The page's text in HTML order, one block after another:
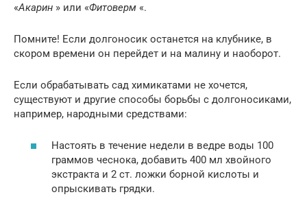
«Акарин » или «Фитоверм «.
Помните! Если долгоносик останется на клубнике, в
скором времени он перейдет и на малину и наоборот.
Если обрабатывать сад химикатами не хочется,
существуют и другие способы борьбы с долгоносиками,
например, народными средствами:
Настоять в течение недели в ведре воды 100
граммов чеснока, добавить 400 мл хвойного
экстракта и 2 ст. ложки борной кислоты и
опрыскивать грядки.